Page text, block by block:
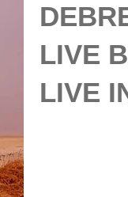
LIVE
LIVE